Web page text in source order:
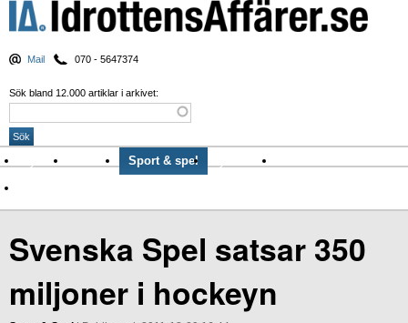
Mail 070 - 5647374
Sök bland 12.000 artiklar i arkivet:
Nyheter Krönikor Sport & spel Nyhetsbrev
Svenska Spel satsar 350
miljoner i hockeyn